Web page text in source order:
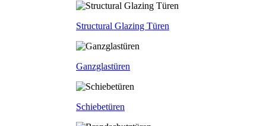
Structural Glazing Türen
Ganzglastüren
Schiebetüren